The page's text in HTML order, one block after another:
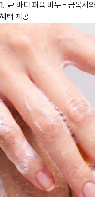
1. 🧼 바디 퍼퓸 비누 - 금목서
혜택 제공